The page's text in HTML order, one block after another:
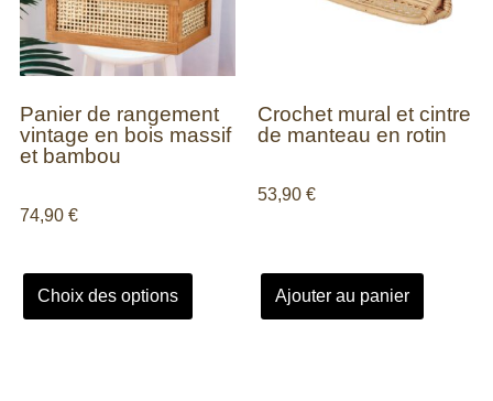
Panier de rangement
vintage en bois massif
et bambou
74,90 €
Choix des options
Crochet mural et cintre
de manteau en rotin
53,90 €
Ajouter au panier